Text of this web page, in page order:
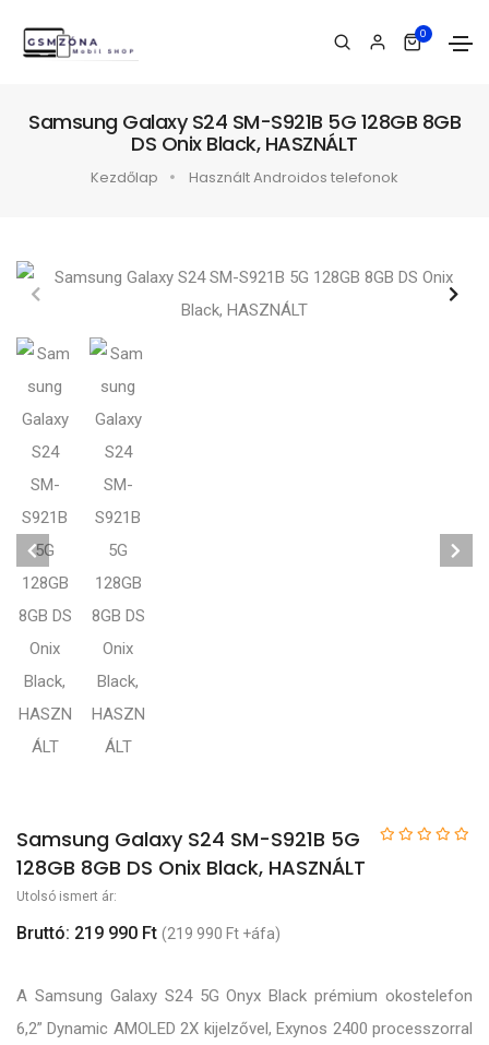
0
Samsung Galaxy S24 SM-S921B 5G 128GB 8GB
DS Onix Black, HASZNÁLT
Kezdőlap Használt Androidos telefonok
Samsung Galaxy S24 SM-S921B 5G
128GB 8GB DS Onix Black, HASZNÁLT
Utolsó ismert ár:
Bruttó: 219 990 Ft (219 990 Ft +áfa)
A Samsung Galaxy S24 5G Onyx Black prémium okostelefon
6,2” Dynamic AMOLED 2X kijelzővel, Exynos 2400 processzorral